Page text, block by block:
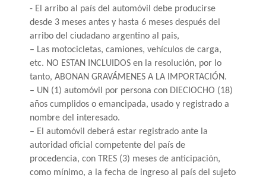
- El arribo al país del automóvil debe producirse
desde 3 meses antes y hasta 6 meses después del
arribo del ciudadano argentino al pais,
– Las motocicletas, camiones, vehículos de carga,
etc. NO ESTAN INCLUIDOS en la resolución, por lo
tanto, ABONAN GRAVÁMENES A LA IMPORTACIÓN.
– UN (1) automóvil por persona con DIECIOCHO (18)
años cumplidos o emancipada, usado y registrado a
nombre del interesado.
– El automóvil deberá estar registrado ante la
autoridad oficial competente del país de
procedencia, con TRES (3) meses de anticipación,
como mínimo, a la fecha de ingreso al país del sujeto